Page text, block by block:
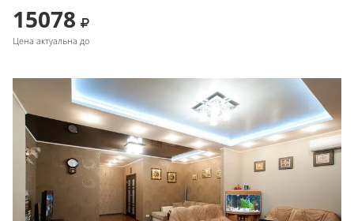
15078
Цена актуальна до